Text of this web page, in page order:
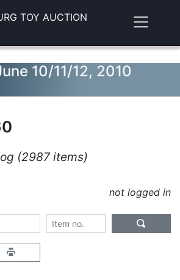
TOY AUCTION
10/11/12, 2010
(2987 items)
not logged in